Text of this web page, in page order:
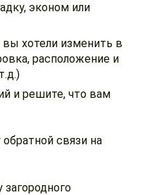
эконом или
хотели изменить в
расположение и
и решите, что вам
связи на